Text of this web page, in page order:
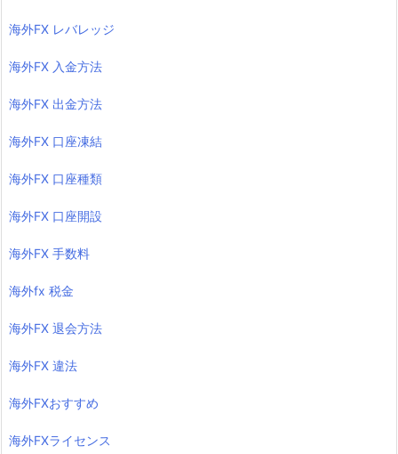
海外FX レバレッジ
海外FX 入金方法
海外FX 出金方法
海外FX 口座凍結
海外FX 口座種類
海外FX 口座開設
海外FX 手数料
海外fx 税金
海外FX 退会方法
海外FX 違法
海外FXおすすめ
海外FXライセンス